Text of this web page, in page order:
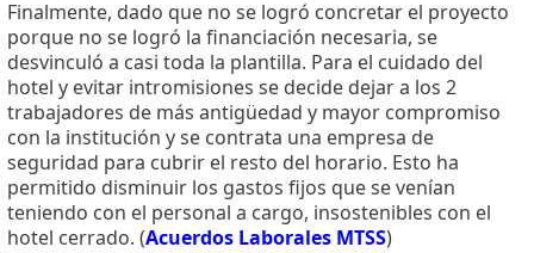
Finalmente, dado que no se logró concretar el proyecto
porque no se logró la financiación necesaria, se
desvinculó a casi toda la plantilla. Para el cuidado del
hotel y evitar intromisiones se decide dejar a los 2
trabajadores de más antigüedad y mayor compromiso
con la institución y se contrata una empresa de
seguridad para cubrir el resto del horario. Esto ha
permitido disminuir los gastos fijos que se venían
teniendo con el personal a cargo, insostenibles con el
hotel cerrado. (Acuerdos Laborales MTSS)